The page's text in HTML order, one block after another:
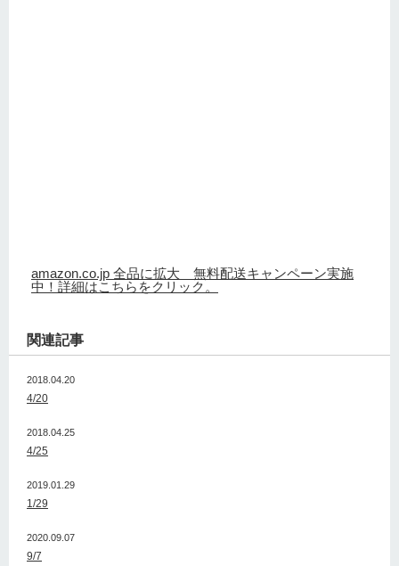
amazon.co.jp 全品に拡大 無料配送キャンペーン実施
中！詳細はこちらをクリック。
関連記事
2018.04.20
4/20
2018.04.25
4/25
2019.01.29
1/29
2020.09.07
9/7